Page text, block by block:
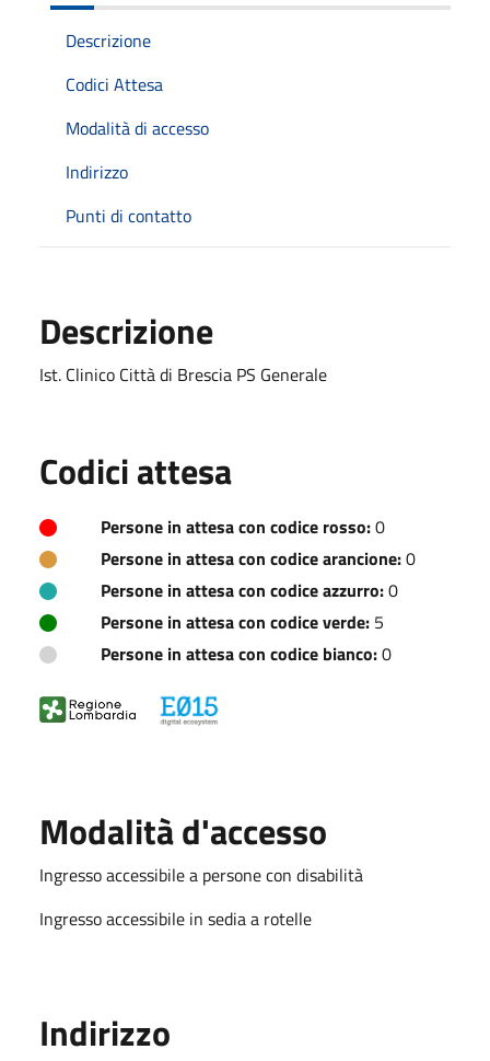
Descrizione
Codici Attesa
Modalità di accesso
Indirizzo
Punti di contatto
Descrizione
Ist. Clinico Città di Brescia PS Generale
Codici attesa
Persone in attesa con codice rosso:0
Persone in attesa con codice arancione:0
Persone in attesa con codice azzurro:0
Persone in attesa con codice verde: 5
Persone in attesa con codice bianco:0
Modalità d'accesso
Ingresso accessibile a persone con disabilità
Ingresso accessibile in sedia a rotelle
Indirizzo